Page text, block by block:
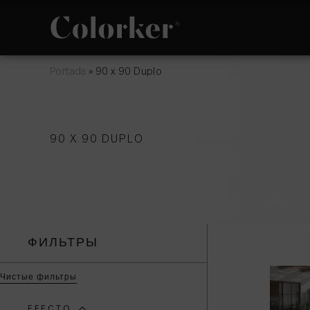
ПОМЕЩЕНИЕ
Portada » 90 x 90 Duplo
90 X 90 DUPLO
ФИЛЬТРЫ
Чистые фильтры